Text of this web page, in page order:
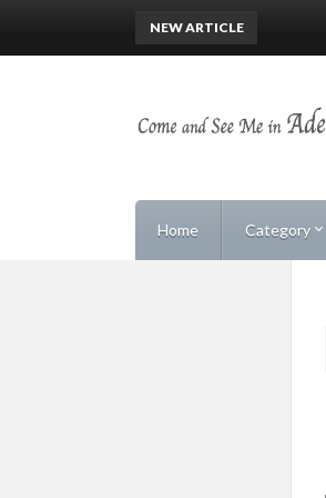
Home Category
NEW ARTICLE